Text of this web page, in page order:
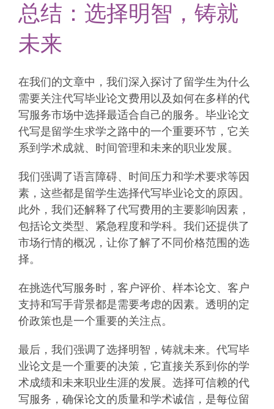
总结：选择明智，铸就
未来
在我们的文章中，我们深入探讨了留学生为什么
需要关注代写毕业论文费用以及如何在多样的代
写服务市场中选择最适合自己的服务。毕业论文
代写是留学生求学之路中的一个重要环节，它关
系到学术成就、时间管理和未来的职业发展。
我们强调了语言障碍、时间压力和学术要求等因
素，这些都是留学生选择代写毕业论文的原因。
此外，我们还解释了代写费用的主要影响因素，
包括论文类型、紧急程度和学科。我们还提供了
市场行情的概况，让你了解了不同价格范围的选
择。
在挑选代写服务时，客户评价、样本论文、客户
支持和写手背景都是需要考虑的因素。透明的定
价政策也是一个重要的关注点。
最后，我们强调了选择明智，铸就未来。代写毕
业论文是一个重要的决策，它直接关系到你的学
术成绩和未来职业生涯的发展。选择可信赖的代
写服务，确保论文的质量和学术诚信，是每位留